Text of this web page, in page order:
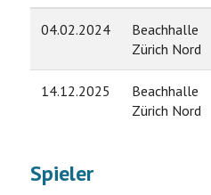
04.02.2024
Beachhalle
Zürich Nord
14.12.2025
Beachhalle
Zürich Nord
Spieler